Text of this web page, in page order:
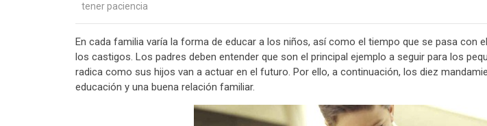
tener paciencia
En cada familia varía la forma de educar a los niños, así como el tiempo que se pasa con
los castigos. Los padres deben entender que son el principal ejemplo a seguir para los
radica como sus hijos van a actuar en el futuro. Por ello, a continuación, los diez
educación y una buena relación familiar.